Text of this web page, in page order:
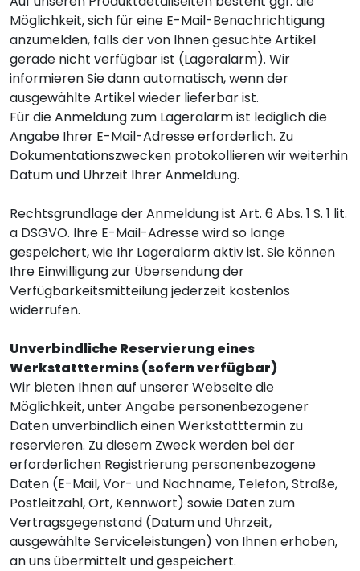
Möglichkeit, sich für eine E-Mail-Benachrichtigung
anzumelden, falls der von Ihnen gesuchte Artikel
gerade nicht verfügbar ist (Lageralarm). Wir
informieren Sie dann automatisch, wenn der
ausgewählte Artikel wieder lieferbar ist.
Für die Anmeldung zum Lageralarm ist lediglich die
Angabe Ihrer E-Mail-Adresse erforderlich. Zu
Dokumentationszwecken protokollieren wir weiterhin
Datum und Uhrzeit Ihrer Anmeldung.
Rechtsgrundlage der Anmeldung ist Art. 6 Abs. 1 S. 1 lit.
a DSGVO. Ihre E-Mail-Adresse wird so lange
gespeichert, wie Ihr Lageralarm aktiv ist. Sie können
Ihre Einwilligung zur Übersendung der
Verfügbarkeitsmitteilung jederzeit kostenlos
widerrufen.
Unverbindliche Reservierung eines
Werkstatttermins (sofern verfügbar)
Wir bieten Ihnen auf unserer Webseite die
Möglichkeit, unter Angabe personenbezogener
Daten unverbindlich einen Werkstatttermin zu
reservieren. Zu diesem Zweck werden bei der
erforderlichen Registrierung personenbezogene
Daten (E-Mail, Vor- und Nachname, Telefon, Straße,
Postleitzahl, Ort, Kennwort) sowie Daten zum
Vertragsgegenstand (Datum und Uhrzeit,
ausgewählte Serviceleistungen) von Ihnen erhoben,
an uns übermittelt und gespeichert.